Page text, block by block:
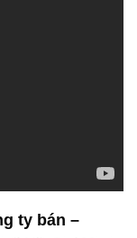
cam kết đem
chất lượng
lĩnh vực hóa